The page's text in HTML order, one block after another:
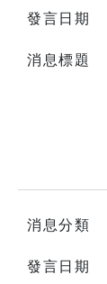
發言日期
消息標題
消息分類
發言日期